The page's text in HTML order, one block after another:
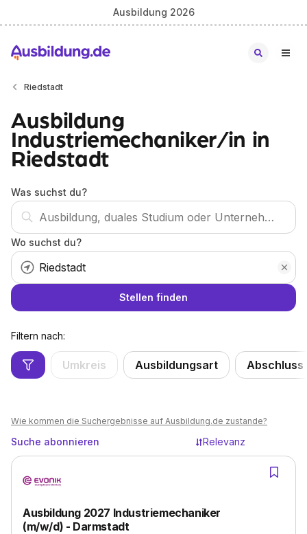
Ausbildung 2026
Riedstadt
Ausbildung
Industriemechaniker/in in
Riedstadt
Was suchst du?
Wo suchst du?
Stellen finden
Filtern nach:
Umkreis Ausbildungsart Abschluss
Wie kommen die Suchergebnisse auf Ausbildung.de zustande?
Suche abonnieren Relevanz
Ausbildung 2027 Industriemechaniker
(m/w/d) - Darmstadt